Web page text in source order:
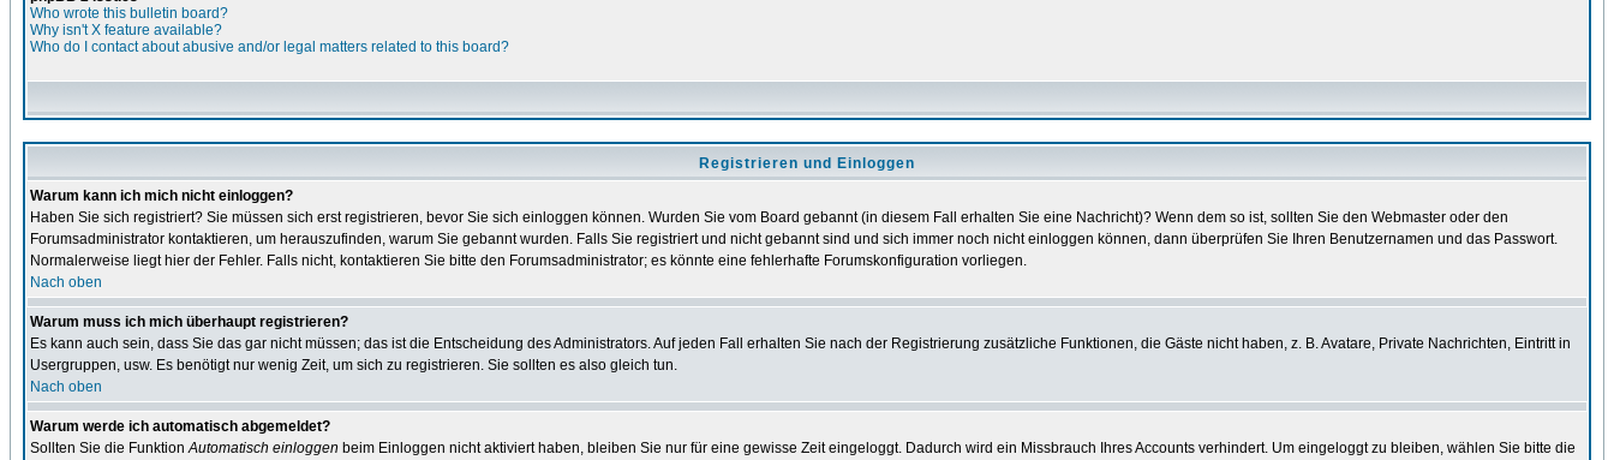
Who wrote this bulletin board?
Why isn't X feature available?
Who do I contact about abusive and/or legal matters related to this board?
Registrieren und Einloggen
Warum kann ich mich nicht einloggen?
Haben Sie sich registriert? Sie müssen sich erst registrieren, bevor Sie sich einloggen können. Wurden Sie vom Board gebannt (in diesem Fall erhalten Sie eine Nachricht)? Wenn dem so ist, sollten Sie den Webmaster oder den
Forumsadministrator kontaktieren, um herauszufinden, warum Sie gebannt wurden. Falls Sie registriert und nicht gebannt sind und sich immer noch nicht einloggen können, dann überprüfen Sie Ihren Benutzernamen und das Passwort.
Normalerweise liegt hier der Fehler. Falls nicht, kontaktieren Sie bitte den Forumsadministrator; es könnte eine fehlerhafte Forumskonfiguration vorliegen.
Nach oben
Warum muss ich mich überhaupt registrieren?
Es kann auch sein, dass Sie das gar nicht müssen; das ist die Entscheidung des Administrators. Auf jeden Fall erhalten Sie nach der Registrierung zusätzliche Funktionen, die Gäste nicht haben, z. B. Avatare, Private Nachrichten, Eintritt in
Usergruppen, usw. Es benötigt nur wenig Zeit, um sich zu registrieren. Sie sollten es also gleich tun.
Nach oben
Warum werde ich automatisch abgemeldet?
Sollten Sie die FunktionAutomatisch einloggen beim Einloggen nicht aktiviert haben, bleiben Sie nur für eine gewisse Zeit eingeloggt. Dadurch wird ein Missbrauch Ihres Accounts verhindert. Um eingeloggt zu bleiben, wählen Sie bitte die